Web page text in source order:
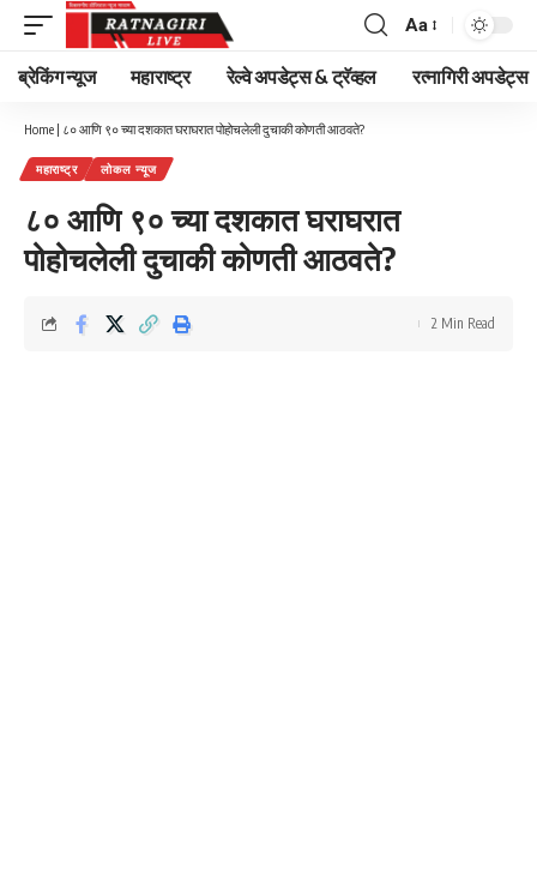
Font
Resizer
Aa
ब्रेकिंग न्यूज महाराष्ट्र रेल्वे अपडेट्स & ट्रॅव्हल रत्नागिरी अपडेट्स
Home | ८० आणि ९० च्या दशकात घराघरात पोहोचलेली दुचाकी कोणती आठवते?
महाराष्ट्र लोकल न्यूज
८० आणि ९० च्या दशकात घराघरात
पोहोचलेली दुचाकी कोणती आठवते?
2 Min Read